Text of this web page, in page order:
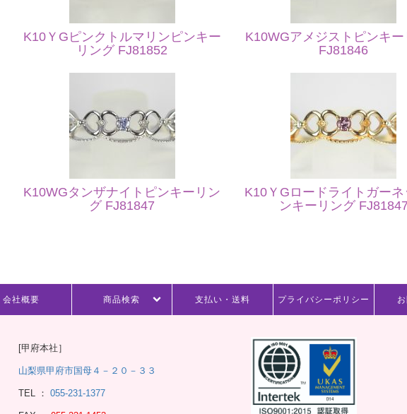
K10ＹGピンクトルマリンピンキー
リング FJ81852
K10WGアメジストピンキ
FJ81846
K10WGタンザナイトピンキーリン
グ FJ81847
K10ＹGロードライトガー
ンキーリング FJ81847
会社概要 商品検索 支払い・送料 プライバシーポリシー
[甲府本社］
山梨県甲府市国母４－２０－３３
TEL ：055-231-1377